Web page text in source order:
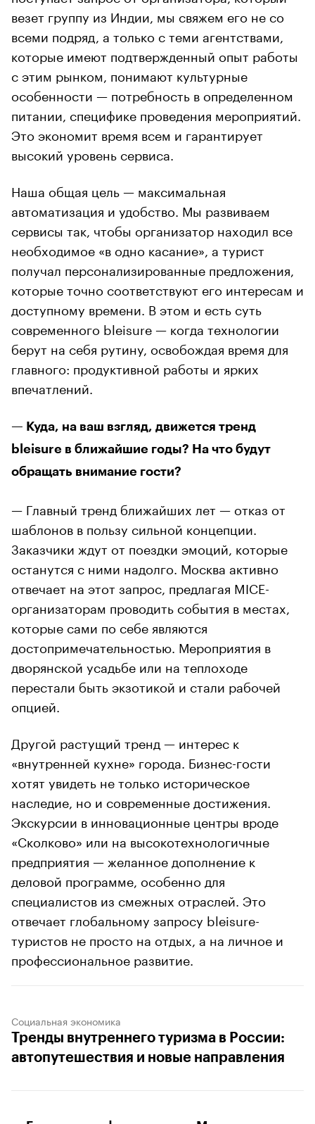
везет группу из Индии, мы свяжем его не со
всеми подряд, а только с теми агентствами,
которые имеют подтвержденный опыт работы
с этим рынком, понимают культурные
особенности — потребность в определенном
питании, специфике проведения мероприятий.
Это экономит время всем и гарантирует
высокий уровень сервиса.
Наша общая цель — максимальная
автоматизация и удобство. Мы развиваем
сервисы так, чтобы организатор находил все
необходимое «в одно касание», а турист
получал персонализированные предложения,
которые точно соответствуют его интересам и
доступному времени. В этом и есть суть
современного bleisure — когда технологии
берут на себя рутину, освобождая время для
главного: продуктивной работы и ярких
впечатлений.
— Куда, на ваш взгляд, движется тренд
bleisure в ближайшие годы? На что будут
обращать внимание гости?
— Главный тренд ближайших лет — отказ от
шаблонов в пользу сильной концепции.
Заказчики ждут от поездки эмоций, которые
останутся с ними надолго. Москва активно
отвечает на этот запрос, предлагая MICE-
организаторам проводить события в местах,
которые сами по себе являются
достопримечательностью. Мероприятия в
дворянской усадьбе или на теплоходе
перестали быть экзотикой и стали рабочей
опцией.
Другой растущий тренд — интерес к
«внутренней кухне» города. Бизнес-гости
хотят увидеть не только историческое
наследие, но и современные достижения.
Экскурсии в инновационные центры вроде
«Сколково» или на высокотехнологичные
предприятия — желанное дополнение к
деловой программе, особенно для
специалистов из смежных отраслей. Это
отвечает глобальному запросу bleisure-
туристов не просто на отдых, а на личное и
профессиональное развитие.
Социальная экономика
Тренды внутреннего туризма в России:
автопутешествия и новые направления